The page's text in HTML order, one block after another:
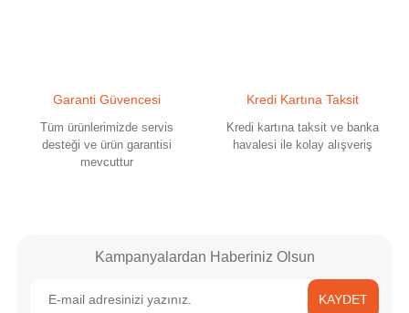
Garanti Güvencesi
Tüm ürünlerimizde servis
desteği ve ürün garantisi
mevcuttur
Kredi Kartına Taksit
Kredi kartına taksit ve banka
havalesi ile kolay alışveriş
Kampanyalardan Haberiniz Olsun
KAYDET